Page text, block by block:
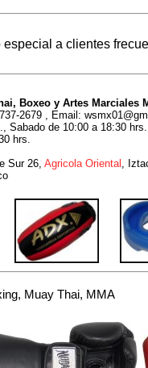
a clientes
Boxeo y Artes Marciales
2679 , Email:
Sabado de 10:00 a 18:30 hrs.
hrs.
Sur 26, Agricola Oriental ,
Muay Thai, MMA